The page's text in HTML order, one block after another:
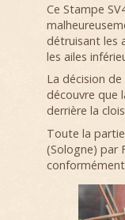
Ce Stampe
détruisant les
les ailes
La décision
découvre que
derrière la
Toute la
(Sologne) par